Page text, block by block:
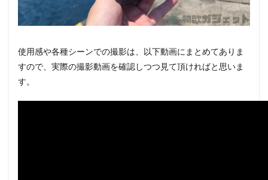
使用感や各種シーンでの撮影は、以下動画にまとめてありま
すので、実際の撮影動画を確認しつつ見て頂ければと思いま
す。